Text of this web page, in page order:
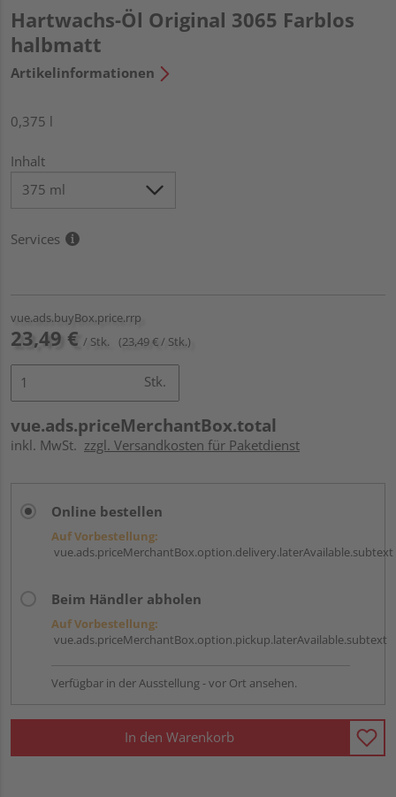
Hartwachs-Öl Original 3065 Farblos
halbmatt
Artikelinformationen
0,375 l
Inhalt
Services
vue.ads.buyBox.price.rrp
23,49 € / Stk. (23,49 € / Stk.)
Stk.
vue.ads.priceMerchantBox.total
inkl. MwSt. zzgl. Versandkosten für Paketdienst
Online bestellen
Auf Vorbestellung:
vue.ads.priceMerchantBox.option.delivery.laterAvailable.subtext
Beim Händler abholen
Auf Vorbestellung:
vue.ads.priceMerchantBox.option.pickup.laterAvailable.subtext
Verfügbar in der Ausstellung - vor Ort ansehen.
In den Warenkorb